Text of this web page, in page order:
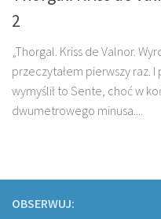
2
„Thorgal. Kriss de Valnor.
przeczytałem pierwszy raz.
wymyślił to Sente, choć w
dwumetrowego minusa....
OBSERWUJ: